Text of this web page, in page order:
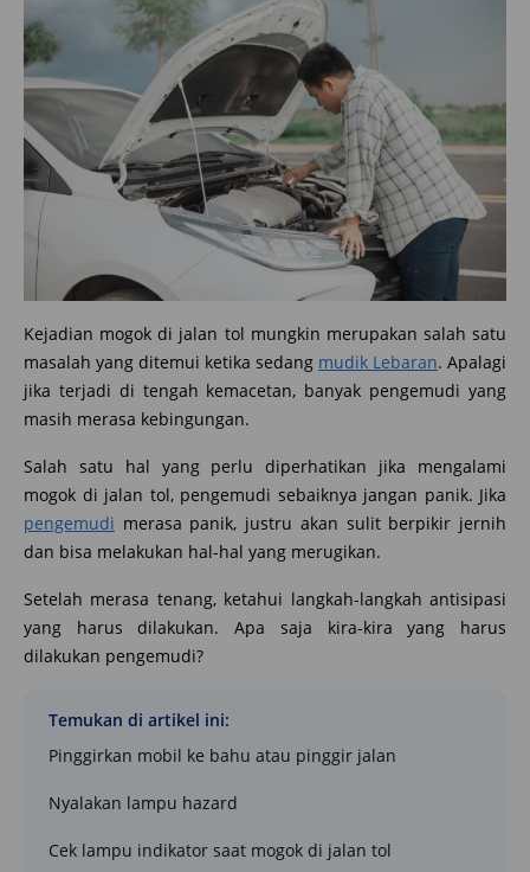
Kejadian mogok di jalan tol mungkin merupakan salah satu
masalah yang ditemui ketika sedang mudik Lebaran. Apalagi
jika terjadi di tengah kemacetan, banyak pengemudi yang
masih merasa kebingungan.
Salah satu hal yang perlu diperhatikan jika mengalami
mogok di jalan tol, pengemudi sebaiknya jangan panik. Jika
pengemudi merasa panik, justru akan sulit berpikir jernih
dan bisa melakukan hal-hal yang merugikan.
Setelah merasa tenang, ketahui langkah-langkah antisipasi
yang harus dilakukan. Apa saja kira-kira yang harus
dilakukan pengemudi?
Temukan di artikel ini:
Pinggirkan mobil ke bahu atau pinggir jalan
Nyalakan lampu hazard
Cek lampu indikator saat mogok di jalan tol